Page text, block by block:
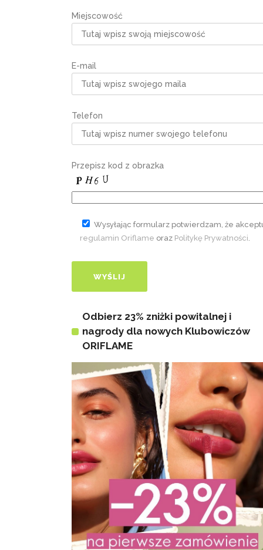
Miejscowość
E-mail
Telefon
Przepisz kod z obrazka
Wysyłając formularz potwierdzam, że
regulamin Oriflame oraz Politykę Prywatności.
Odbierz 23% zniżki powitalnej i
nagrody dla nowych Klubowiczów
ORIFLAME